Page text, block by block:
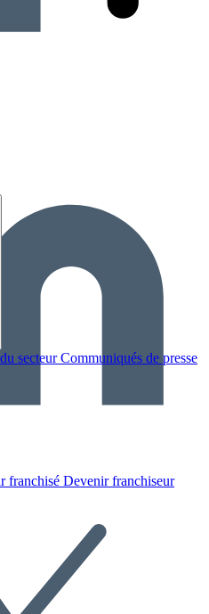
secteur Communiqués de presse
franchisé Devenir franchiseur